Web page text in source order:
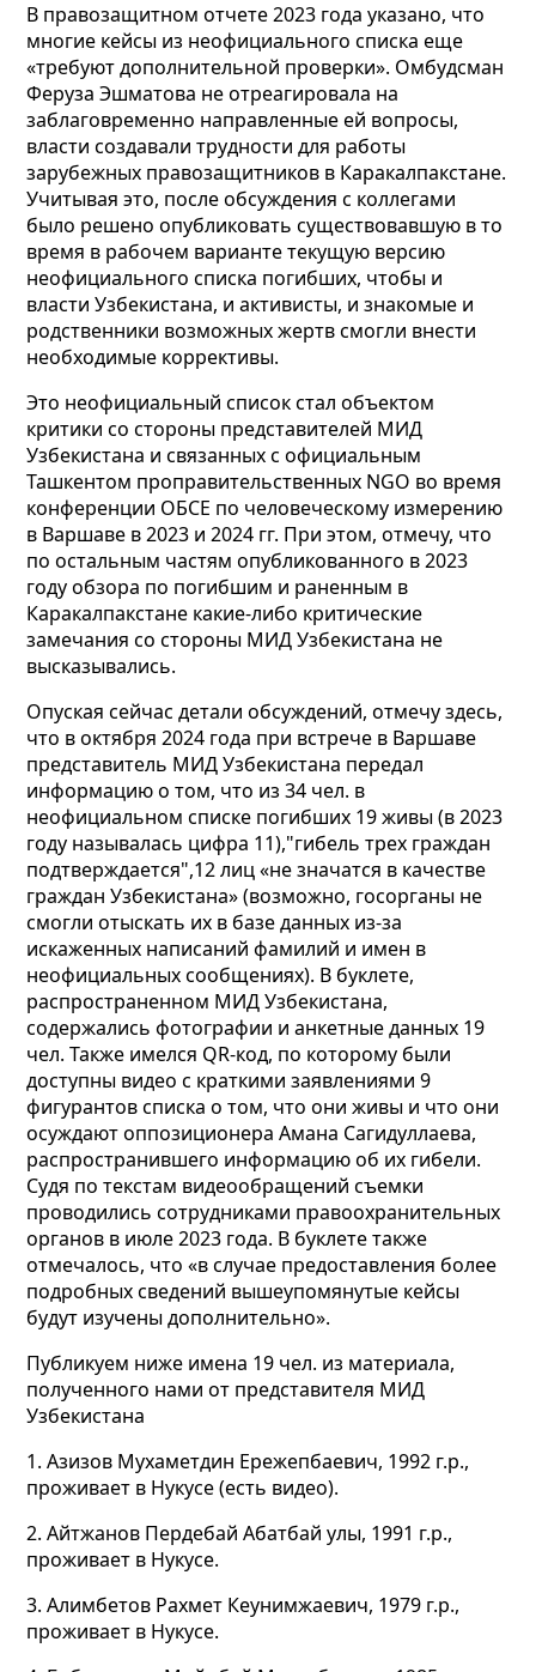
В правозащитном отчете 2023 года указано, что
многие кейсы из неофициального списка еще
«требуют дополнительной проверки». Омбудсман
Феруза Эшматова не отреагировала на
заблаговременно направленные ей вопросы,
власти создавали трудности для работы
зарубежных правозащитников в Каракалпакстане.
Учитывая это, после обсуждения с коллегами
было решено опубликовать существовавшую в то
время в рабочем варианте текущую версию
неофициального списка погибших, чтобы и
власти Узбекистана, и активисты, и знакомые и
родственники возможных жертв смогли внести
необходимые коррективы.
Это неофициальный список стал объектом
критики со стороны представителей МИД
Узбекистана и связанных с официальным
Ташкентом проправительственных NGO во время
конференции ОБСЕ по человеческому измерению
в Варшаве в 2023 и 2024 гг. При этом, отмечу, что
по остальным частям опубликованного в 2023
году обзора по погибшим и раненным в
Каракалпакстане какие-либо критические
замечания со стороны МИД Узбекистана не
высказывались.
Опуская сейчас детали обсуждений, отмечу здесь,
что в октября 2024 года при встрече в Варшаве
представитель МИД Узбекистана передал
информацию о том, что из 34 чел. в
неофициальном списке погибших 19 живы (в 2023
году называлась цифра 11),"гибель трех граждан
подтверждается",12 лиц «не значатся в качестве
граждан Узбекистана» (возможно, госорганы не
смогли отыскать их в базе данных из-за
искаженных написаний фамилий и имен в
неофициальных сообщениях). В буклете,
распространенном МИД Узбекистана,
содержались фотографии и анкетные данных 19
чел. Также имелся QR-код, по которому были
доступны видео с краткими заявлениями 9
фигурантов списка о том, что они живы и что они
осуждают оппозиционера Амана Сагидуллаева,
распространившего информацию об их гибели.
Судя по текстам видеообращений съемки
проводились сотрудниками правоохранительных
органов в июле 2023 года. В буклете также
отмечалось, что «в случае предоставления более
подробных сведений вышеупомянутые кейсы
будут изучены дополнительно».
Публикуем ниже имена 19 чел. из материала,
полученного нами от представителя МИД
Узбекистана
1. Азизов Мухаметдин Ережепбаевич, 1992 г.р.,
проживает в Нукусе (есть видео).
2. Айтжанов Пердебай Абатбай улы, 1991 г.р.,
проживает в Нукусе.
3. Алимбетов Рахмет Кеунимжаевич, 1979 г.р.,
проживает в Нукусе.